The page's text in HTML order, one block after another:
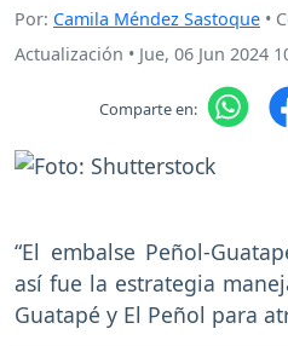
Por: Camila Méndez Sastoque •
Actualización • Jue, 06 Jun 2024
Comparte en:
“El embalse Peñol-
así fue la estrategia
Guatapé y El Peñol para